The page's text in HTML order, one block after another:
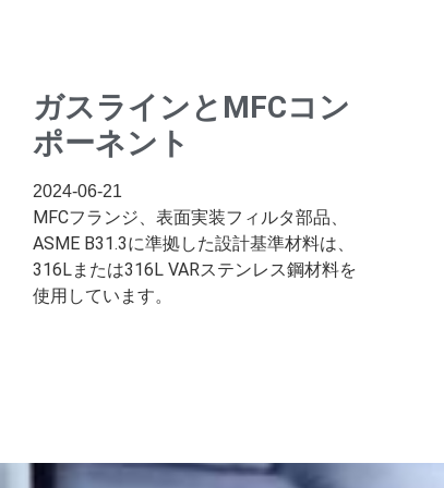
ガスラインとMFCコン
ポーネント
2024-06-21
MFCフランジ、表面実装フィルタ部品、
ASME B31.3に準拠した設計基準材料は、
316Lまたは316L VARステンレス鋼材料を
使用しています。